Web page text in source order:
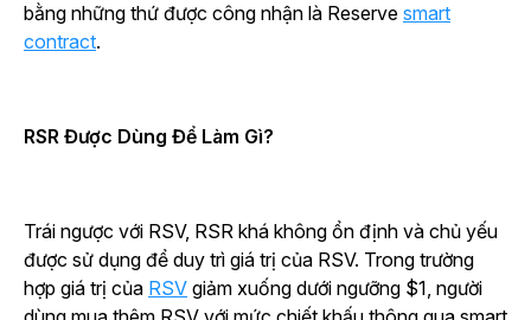
bằng những thứ được công nhận là Reserve smart
contract.
RSR Được Dùng Để Làm Gì?
Trái ngược với RSV, RSR khá không ổn định và chủ yếu
được sử dụng để duy trì giá trị của RSV. Trong trường
hợp giá trị của RSV giảm xuống dưới ngưỡng $1, người